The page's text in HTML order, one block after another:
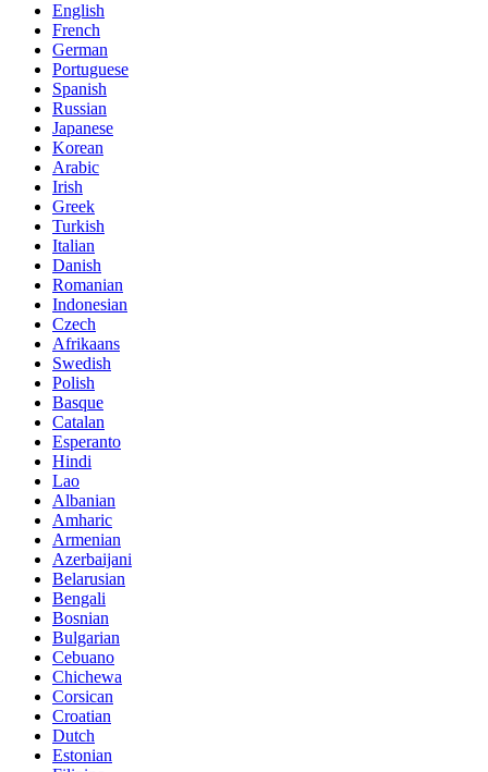
English
French
German
Portuguese
Spanish
Russian
Japanese
Korean
Arabic
Irish
Greek
Turkish
Italian
Danish
Romanian
Indonesian
Czech
Afrikaans
Swedish
Polish
Basque
Catalan
Esperanto
Hindi
Lao
Albanian
Amharic
Armenian
Azerbaijani
Belarusian
Bengali
Bosnian
Bulgarian
Cebuano
Chichewa
Corsican
Croatian
Dutch
Estonian